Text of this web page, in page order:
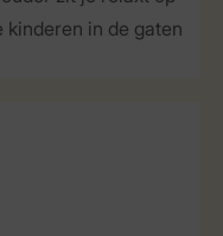
kinderen in de gaten